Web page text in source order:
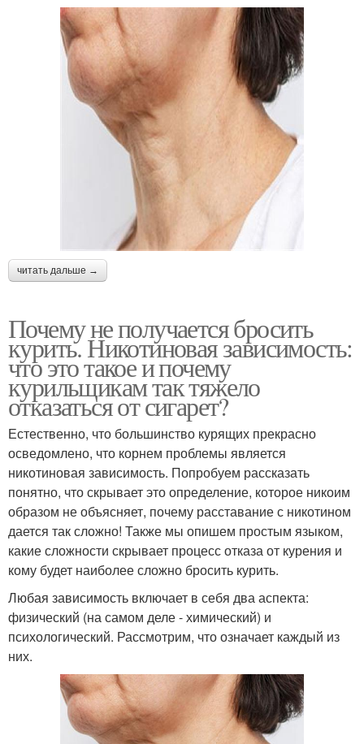
читать дальше →
Почему не получается бросить
курить. Никотиновая зависимость:
что это такое и почему
курильщикам так тяжело
отказаться от сигарет?
Естественно, что большинство курящих прекрасно
осведомлено, что корнем проблемы является
никотиновая зависимость. Попробуем рассказать
понятно, что скрывает это определение, которое никоим
образом не объясняет, почему расставание с никотином
дается так сложно! Также мы опишем простым языком,
какие сложности скрывает процесс отказа от курения и
кому будет наиболее сложно бросить курить.
Любая зависимость включает в себя два аспекта:
физический (на самом деле - химический) и
психологический. Рассмотрим, что означает каждый из
них.